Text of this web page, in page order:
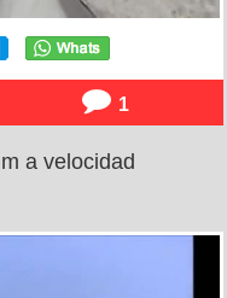
1
a velocidad